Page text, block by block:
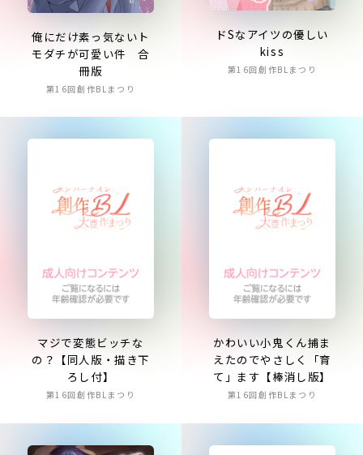
俺にだけ素っ気ないト
モダチが可愛い件 合
冊版
第16回創作BLまつり
ドSなアイツの優しい
kiss
第16回創作BLまつり
マジで変態ビッチな
の？【同人版・描き下
ろし付】
第16回創作BLまつり
かわいい小鬼くん捕ま
えたのでやさしく「育
て」ます【棒消し版】
第16回創作BLまつり